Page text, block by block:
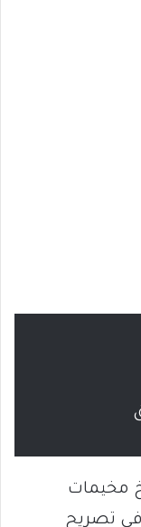
مخيمات
في تصريح